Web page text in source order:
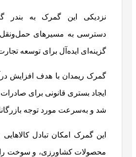
نزدیکی این گمرک به بندر
دسترسی به مسیرهای حمل‌ونقل
گزینه‌ای ایده‌آل برای توسعه
گمرک ریمدان با هدف افزایش
ایجاد بستری قانونی برای
شد و به‌سرعت مورد توجه
این گمرک امکان تبادل کالاهایی
محصولات کشاورزی، و سوخت را